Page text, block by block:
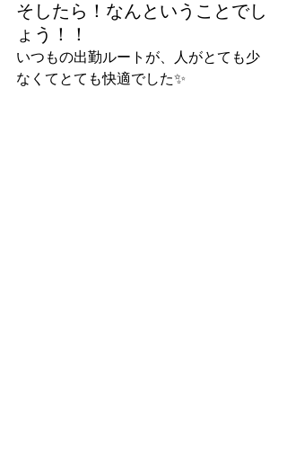
そしたら！なんということでし
ょう！！
いつもの出勤ルートが、人がとても少
なくてとても快適でした✨